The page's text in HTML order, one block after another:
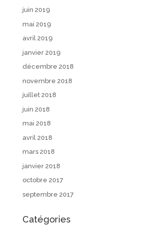
juin 2019
mai 2019
avril 2019
janvier 2019
décembre 2018
novembre 2018
juillet 2018
juin 2018
mai 2018
avril 2018
mars 2018
janvier 2018
octobre 2017
septembre 2017
Catégories